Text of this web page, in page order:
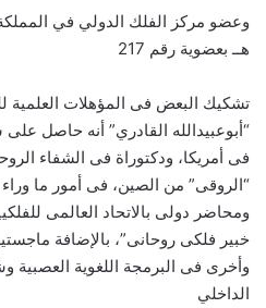
هــ بعضوية رقم 217
تشكيك البعض فى المؤهلات العلمية
“أبوعبيدالله القادري” أنه حاصل
فى أمريكا، ودكتوراة فى الشفاء
“الروقى” من الصين، فى أمور ما وراء
ومحاضر دولى بالاتحاد العالمى
خبير فلكى روحانى”، بالإضافة
وأخرى فى البرمجة اللغوية العصبية
الداخلي